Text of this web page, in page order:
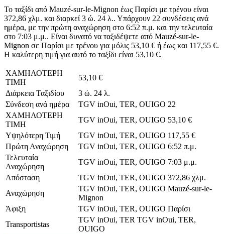
Το ταξίδι από Mauzé-sur-le-Mignon έως Παρίσι με τρένου είναι
372,86 χλμ. και διαρκεί 3 ώ. 24 λ.. Υπάρχουν 22 συνδέσεις ανά
ημέρα, με την πρώτη αναχώρηση στο 6:52 π.μ. και την τελευταία
στο 7:03 μ.μ.. Είναι δυνατό να ταξιδέψετε από Mauzé-sur-le-
Mignon σε Παρίσι με τρένου για μόλις 53,10 € ή έως και 117,55 €.
Η καλύτερη τιμή για αυτό το ταξίδι είναι 53,10 €.
ΧΑΜΗΛΟΤΕΡΗ
ΤΙΜΗ
53,10 €
Διάρκεια Ταξιδίου
3 ώ. 24 λ.
Σύνδεση ανά ημέρα
TGV inOui, TER, OUIGO 22
ΧΑΜΗΛΟΤΕΡΗ
ΤΙΜΗ
TGV inOui, TER, OUIGO 53,10 €
Υψηλότερη Τιμή
TGV inOui, TER, OUIGO 117,55 €
Πρώτη Αναχώρηση
TGV inOui, TER, OUIGO 6:52 π.μ.
Τελευταία
Αναχώρηση
TGV inOui, TER, OUIGO 7:03 μ.μ.
Απόσταση
TGV inOui, TER, OUIGO 372,86 χλμ.
Αναχώρηση
TGV inOui, TER, OUIGO Mauzé-sur-le-
Mignon
Άφιξη
TGV inOui, TER, OUIGO Παρίσι
Transportistas
TGV inOui, TER TGV inOui, TER,
OUIGO